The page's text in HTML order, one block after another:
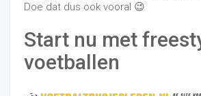
Doe dat dus ook vooral 😉
Start nu met
voetballen